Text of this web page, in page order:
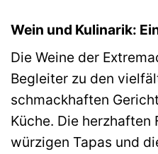
Wein und Kulinarik:
Die Weine der
Begleiter zu den
schmackhaften
Küche. Die
würzigen Tapas und